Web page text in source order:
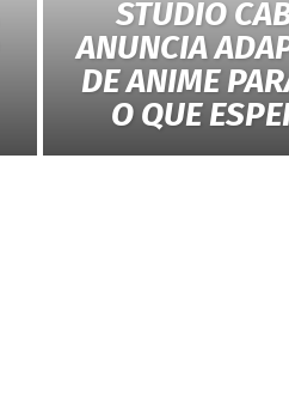
STUDIO
ANUNCIA
DE ANIME
O QUE